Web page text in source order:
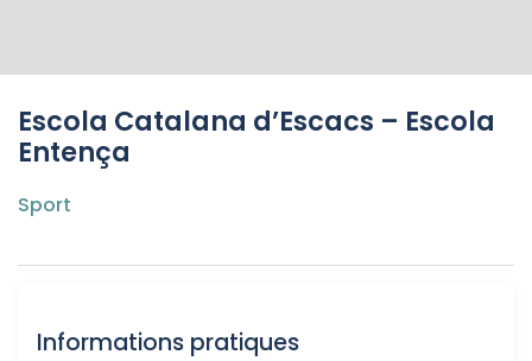
Escola Catalana d’Escacs – Escola
Entença
Sport
Informations pratiques